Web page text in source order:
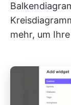
mehr, um